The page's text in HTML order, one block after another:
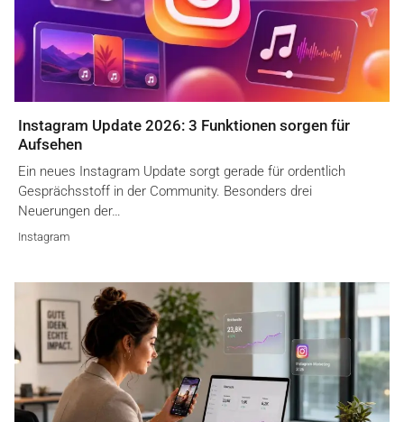
Instagram Update 2026: 3 Funktionen sorgen für
Aufsehen
Ein neues Instagram Update sorgt gerade für ordentlich
Gesprächsstoff in der Community. Besonders drei
Neuerungen der…
Instagram